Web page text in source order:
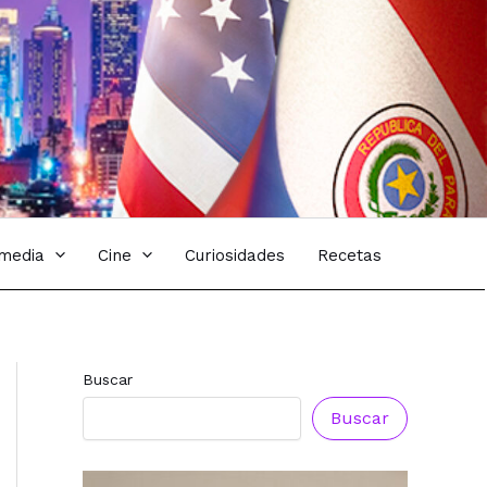
Cine Curiosidades Recetas
Buscar
Buscar